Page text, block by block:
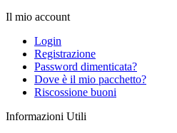
Il mio account
Login
Registrazione
Password dimenticata?
Dove è il mio pacchetto?
Riscossione buoni
Informazioni Utili